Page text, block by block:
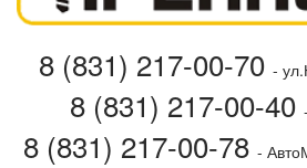
8 (831) 217-00-70 -
8 (831) 217-00-40
8 (831) 217-00-78 -